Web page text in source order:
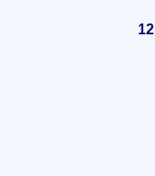
מרפאות מומחים בית חולים אלישע רחוב יאיר כץ 12